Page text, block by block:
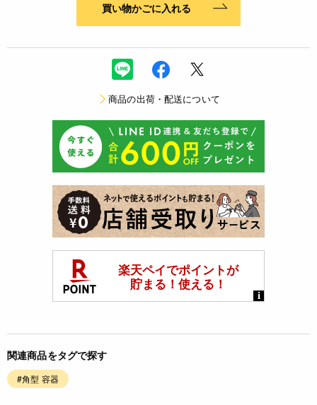
買い物かごに入れる
商品の出荷・配送について
関連商品をタグで探す
#角型 容器